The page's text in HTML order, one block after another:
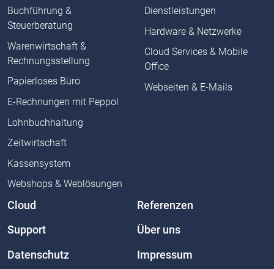
Buchführung &
Steuerberatung
Warenwirtschaft &
Rechnungsstellung
Papierloses Büro
E-Rechnungen mit Peppol
Lohnbuchhaltung
Zeitwirtschaft
Kassensystem
Webshops & Weblösungen
Dienstleistungen
Hardware & Netzwerke
Cloud Services & Mobile
Office
Webseiten & E-Mails
Cloud Referenzen
Support Über uns
Datenschutz Impressum